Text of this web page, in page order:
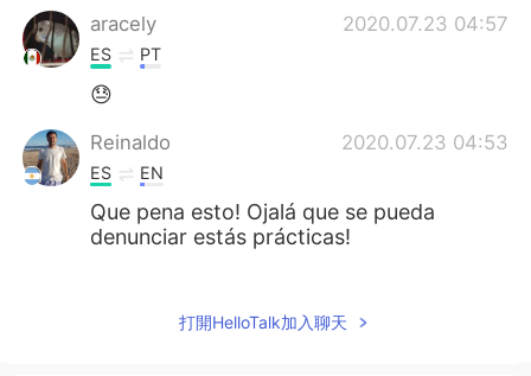
aracely 2020.07.23 04:57
ES PT
😓
Reinaldo 2020.07.23 04:53
ES EN
Que pena esto! Ojalá que se pueda
denunciar estás prácticas!
打開HelloTalk加入聊天